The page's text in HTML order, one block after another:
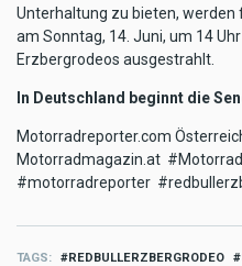
Unterhaltung zu bieten, werden
am Sonntag, 14. Juni, um 14
Erzbergrodeos ausgestrahlt.
In Deutschland beginnt die
Motorradreporter.com
Motorradmagazin.at
#motorradreporter
TAGS REDBULLERZBERGRODEO